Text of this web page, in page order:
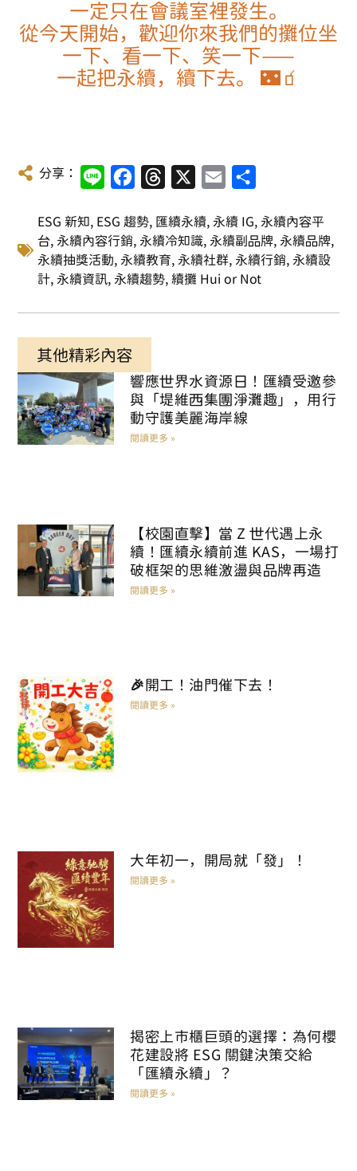
一定只在會議室裡發生。
從今天開始，歡迎你來我們的攤位坐
一下、看一下、笑一下——
一起把永續，續下去。
🌃🧃
分享： Line FacebookThreads Email
ESG 新知 ESG 趨勢 匯續永續 永續 IG
永續內容平
台 永續內容行銷 永續冷知識 永續副品牌 永續品牌
永續抽獎活動
永續教育 永續社群 永續行銷 永續設
計 永續資訊 永續趨勢 ,續攤 Hui or Not
其他精彩內容
響應世界水資源日！匯續受邀參
與「堤維西集團淨灘趣」，用行
動守護美麗海岸線
閱讀更多 »
【校園直擊】當 Z 世代遇上永
續！匯續永續前進 KAS，一場打
破框架的思維激盪與品牌再造
閱讀更多 »
🎉開工！油門催下去！
閱讀更多 »
大年初一，開局就「發」！
閱讀更多 »
揭密上市櫃巨頭的選擇：為何櫻
花建設將 ESG 關鍵決策交給
「匯續永續」？
閱讀更多 »